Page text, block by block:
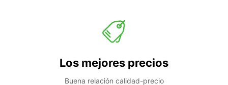
Los mejores precios
Buena relación calidad-precio